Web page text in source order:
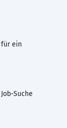
ein
Suche